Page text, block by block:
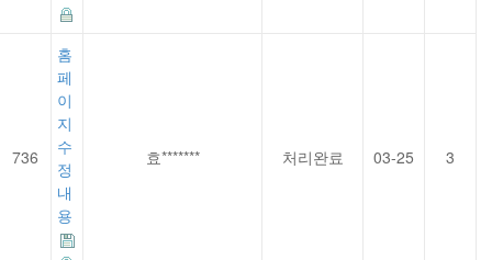
736
홈
페
이
지
수
정
내
용
효******* 처리완료 03-25 3